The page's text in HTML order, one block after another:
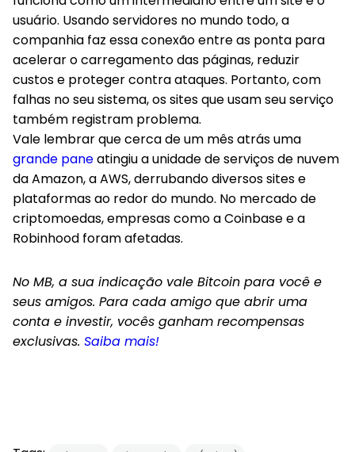
usuário. Usando servidores no mundo todo, a
companhia faz essa conexão entre as ponta para
acelerar o carregamento das páginas, reduzir
custos e proteger contra ataques. Portanto, com
falhas no seu sistema, os sites que usam seu serviço
também registram problema.
Vale lembrar que cerca de um mês atrás uma
grande paneatingiu a unidade de serviços de nuvem
da Amazon, a AWS, derrubando diversos sites e
plataformas ao redor do mundo. No mercado de
criptomoedas, empresas como a Coinbase e a
Robinhood foram afetadas.
No MB, a sua indicação vale Bitcoin para você e
seus amigos. Para cada amigo que abrir uma
conta e investir, vocês ganham recompensas
exclusivas. Saiba mais!